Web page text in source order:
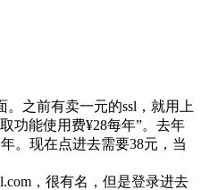
之前有卖一元的ssl，就用上
功能使用费¥28每年”。去年
。现在点进去需要38元，当
，很有名，但是登录进去